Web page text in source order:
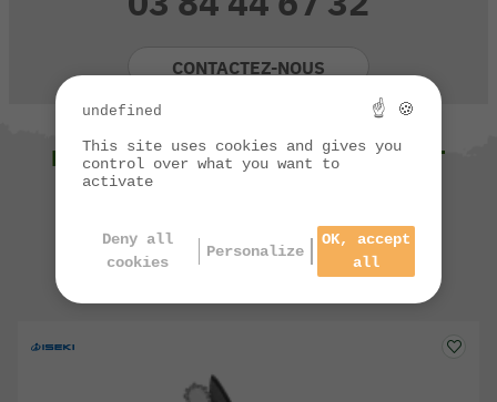
CONTACTEZ-NOUS
NOUS VOUS SUGGÉRONS ÉGALEMENT
undefined ☝ 🍪
This site uses cookies and gives you
control over what you want to
activate
Deny all
cookies
Personalize
OK, accept
all